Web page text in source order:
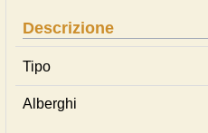
Descrizione
Tipo
Alberghi